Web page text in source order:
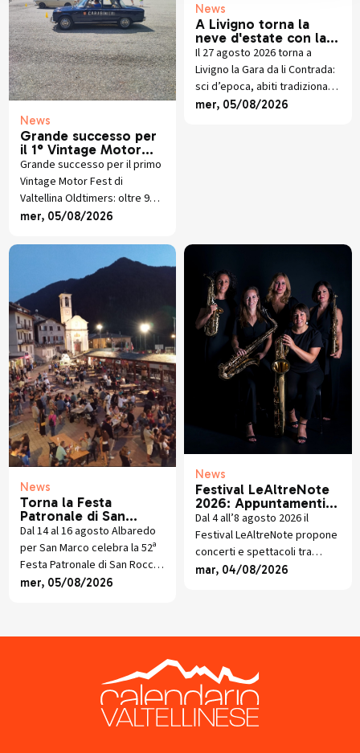
News
Grande successo per
il 1° Vintage Motor
Fest
Grande successo per il primo
Vintage Motor Fest di
Valtellina Oldtimers: oltre 90
veicoli d’epoca protagonisti
al Passo dello Stelvio.
mer, 05/08/2026
News
A Livigno torna la
neve d'estate con la
Gara da Contrada
Il 27 agosto 2026 torna a
Livigno la Gara da li Contrada:
sci d’epoca, abiti tradizionali
e neve conservata con lo
mer, 05/08/2026
News
Torna la Festa
Patronale di San
Rocco: Albaredo per
San Marco celebra la
52ª edizione della sua
manifestazione più
sentita
Dal 14 al 16 agosto Albaredo
per San Marco celebra la 52ª
Festa Patronale di San Rocco
con tradizioni alpine, musica,
mer, 05/08/2026
News
Festival LeAltreNote
2026: Appuntamenti 4
- 8 agosto
Dal 4 all’8 agosto 2026 il
Festival LeAltreNote propone
concerti e spettacoli tra
Chiavenna, Livigno, Aprica,
canzone.
mar, 04/08/2026